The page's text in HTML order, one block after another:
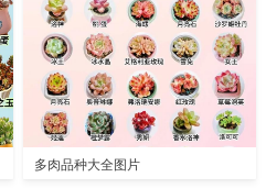
多肉品种大全图片